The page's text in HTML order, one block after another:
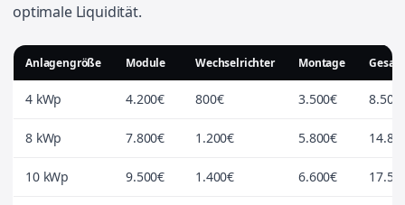
optimale Liquidität.
Anlagengröße Module Wechselrichter Montage
4 kWp 4.200€ 800€ 3.500€
8 kWp 7.800€ 1.200€ 5.800€
10 kWp 9.500€ 1.400€ 6.600€